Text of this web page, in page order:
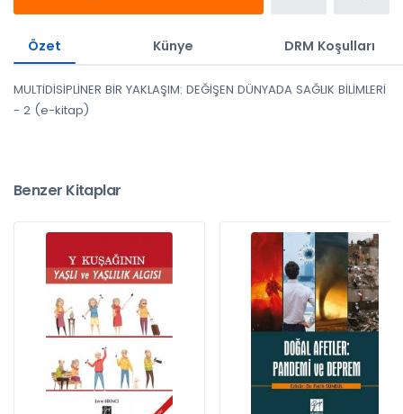
Özet Künye DRM Koşulları
MULTİDİSİPLİNER BİR YAKLAŞIM: DEĞİŞEN DÜNYADA SAĞLIK BİLİMLERİ
- 2 (e-kitap)
Benzer Kitaplar